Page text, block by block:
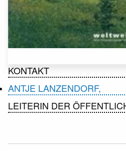
KONTAKT
ANTJE LANZENDORF,
LEITERIN DER